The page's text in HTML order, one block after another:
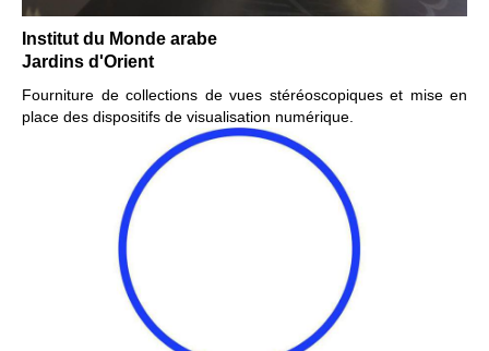
Institut du Monde arabe
Jardins d'Orient
Fourniture de collections de vues stéréoscopiques et mise en
place des dispositifs de visualisation numérique.